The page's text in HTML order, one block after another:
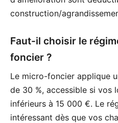
construction/
Faut-il choisir le
foncier ?
Le micro-foncier applique
de 30 %, accessible si vos
inférieurs à 15 000 €. Le
intéressant dès que vos